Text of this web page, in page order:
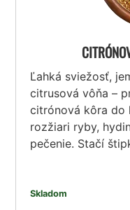
Ľahká sviežosť,
citrusová vôňa –
citrónová kôra do
rozžiari ryby,
pečenie. Stačí
Skladom